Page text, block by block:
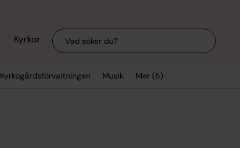
Kyrkor Sök
Kyrkogårdsförvaltningen Musik Mer (5)